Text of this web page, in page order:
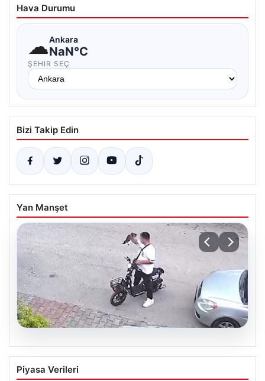
Hava Durumu
☁Ankara
NaN°C
ŞEHIR SEÇ
Bizi Takip Edin
Yan Manşet
Bolu’da Vahşet: Yavru Kediye İşlenen
İğrenç Olay Kameralara Yansıdı
Piyasa Verileri